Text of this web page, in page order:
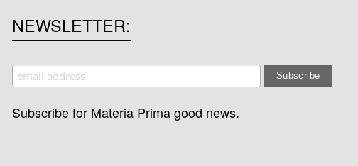
NEWSLETTER
Subscribe for Materia Prima good news.